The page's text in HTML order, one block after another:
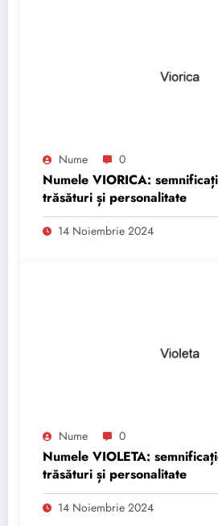
Nume 0
Numele VIORICA:
trăsături și personalitate
14 Noiembrie 2024
Nume 0
Numele VIOLETA:
trăsături și personalitate
14 Noiembrie 2024